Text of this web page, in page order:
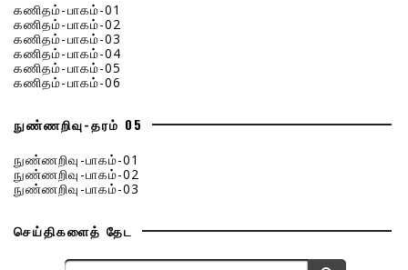
கணிதம்-பாகம்-01
கணிதம்-பாகம்-02
கணிதம்-பாகம்-03
கணிதம்-பாகம்-04
கணிதம்-பாகம்-05
கணிதம்-பாகம்-06
நுண்ணறிவு-தரம் 05
நுண்ணறிவு-பாகம்-01
நுண்ணறிவு-பாகம்-02
நுண்ணறிவு-பாகம்-03
செய்திகளைத் தேட